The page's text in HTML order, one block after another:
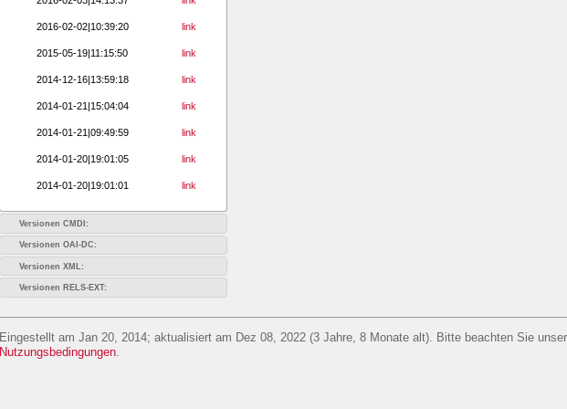
2016-02-02|10:39:20 link
2015-05-19|11:15:50 link
2014-12-16|13:59:18 link
2014-01-21|15:04:04 link
2014-01-21|09:49:59 link
2014-01-20|19:01:05 link
2014-01-20|19:01:01 link
Versionen CMDI:
Versionen OAI-DC:
Versionen XML:
Versionen RELS-EXT:
Eingestellt am Jan 20, 2014; aktualisiert am Dez 08, 2022 (3 Jahre, 8 Monate alt). Bitte beachten Sie
Nutzungsbedingungen.